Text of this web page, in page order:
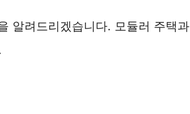
알려드리겠습니다. 모듈러 주택과